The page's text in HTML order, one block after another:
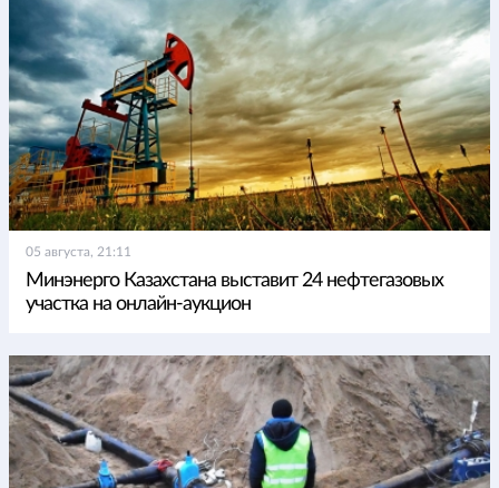
05 августа, 21:11
Минэнерго Казахстана выставит 24 нефтегазовых
участка на онлайн-аукцион